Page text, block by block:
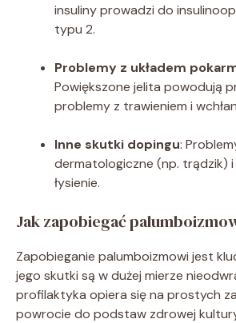
insuliny prowadzi do
typu 2.
Problemy z układem
Powiększone jelita powodują
problemy z trawieniem i
Inne skutki dopingu:
dermatologiczne (np. trądzik)
łysienie.
Jak zapobiegać
Zapobieganie palumboizmowi jest
jego skutki są w dużej mierze
profilaktyka opiera się na prostych
powrocie do podstaw zdrowej